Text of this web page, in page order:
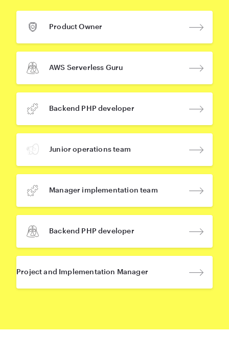
Product Owner
AWS Serverless Guru
Backend PHP developer
Junior operations team
Manager implementation team
Backend PHP developer
Project and Implementation Manager